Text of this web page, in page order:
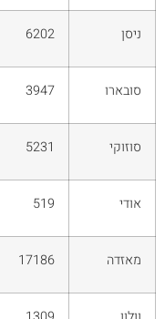
ניסן 6202
סובארו 3947
סוזוקי 5231
אודי 519
מאזדה 17186